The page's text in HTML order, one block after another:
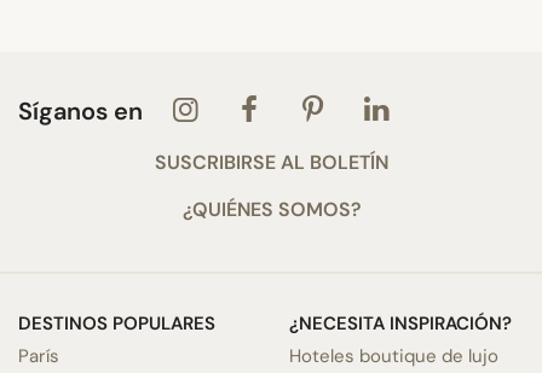
Síganos en
SUSCRIBIRSE AL BOLETÍN
¿QUIÉNES SOMOS?
DESTINOS POPULARES
París
¿NECESITA INSPIRACIÓN?
Hoteles boutique de lujo